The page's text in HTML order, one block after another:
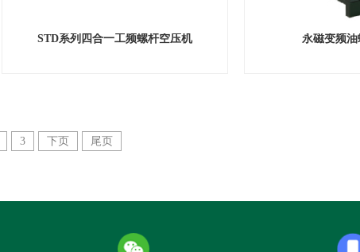
STD系列四合一工频螺杆空压机 永磁变频
3 下页 尾页